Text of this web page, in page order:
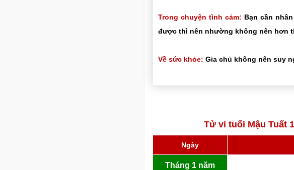
Trong chuyện tình cảm: Bạn cần
được thì nên nhường không nên hơn
Về sức khỏe: Gia chủ không nên suy
Tử vi tuổi Mậu Tuất
Ngày
Tháng 1 năm